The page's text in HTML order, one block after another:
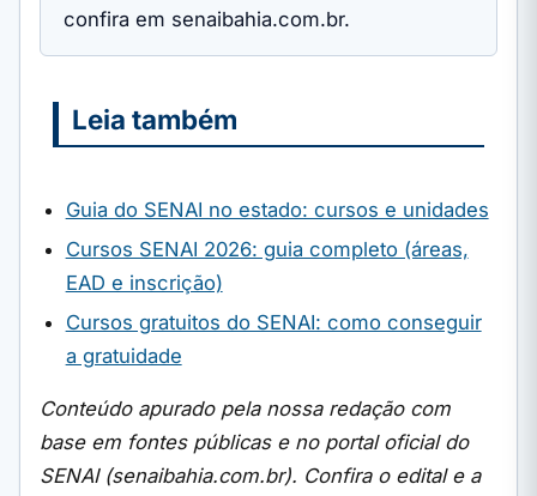
confira em senaibahia.com.br.
Leia também
Guia do SENAI no estado: cursos e unidades
Cursos SENAI 2026: guia completo (áreas,
EAD e inscrição)
Cursos gratuitos do SENAI: como conseguir
a gratuidade
Conteúdo apurado pela nossa redação com
base em fontes públicas e no portal oficial do
SENAI (senaibahia.com.br). Confira o edital e a